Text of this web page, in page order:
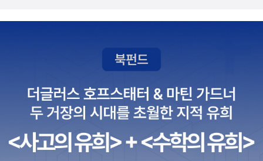
동적인 이야기들을 품고 기다리고 있다. 불혹은 세상일에 갈팡질팡하
마다 마음을 다독이는 그림의 힘을 경험한다면, 불안한 세상에 자기
만의 속도로 의연하게 걸어 나갈 수 있을 것이다.